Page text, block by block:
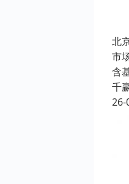
北
市
含
千
26-